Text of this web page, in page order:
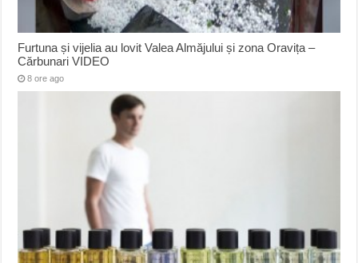
Furtuna și vijelia au lovit Valea Almăjului și zona Oravița –
Cărbunari VIDEO
8 ore ago